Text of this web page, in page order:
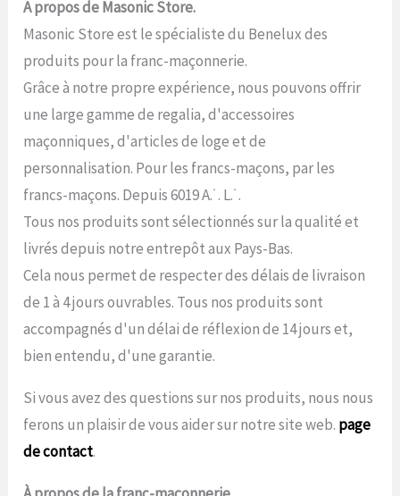
A propos de Masonic Store.
Masonic Store est le spécialiste du Benelux des
produits pour la franc-maçonnerie.
Grâce à notre propre expérience, nous pouvons offrir
une large gamme de regalia, d'accessoires
maçonniques, d'articles de loge et de
personnalisation. Pour les francs-maçons, par les
francs-maçons. Depuis 6019 A.˙. L.˙.
Tous nos produits sont sélectionnés sur la qualité et
livrés depuis notre entrepôt aux Pays-Bas.
Cela nous permet de respecter des délais de livraison
de 1 à 4 jours ouvrables. Tous nos produits sont
accompagnés d'un délai de réflexion de 14 jours et,
bien entendu, d'une garantie.
Si vous avez des questions sur nos produits, nous nous
ferons un plaisir de vous aider sur notre site web. page
de contact.